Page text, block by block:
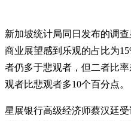
新加坡统计局同日发布的调
商业展望感到乐观的占比为
者仍多于悲观者，但二者比
观者比悲观者多10个百分点。
星展银行高级经济师蔡汉廷